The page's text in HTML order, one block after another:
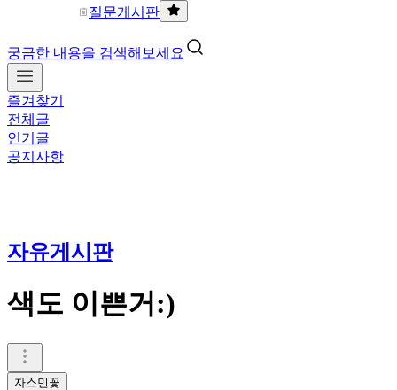
질문게시판
궁금한 내용을 검색해보세요
즐겨찾기
전체글
인기글
공지사항
자유게시판
색도 이쁜거:)
자스민꽃